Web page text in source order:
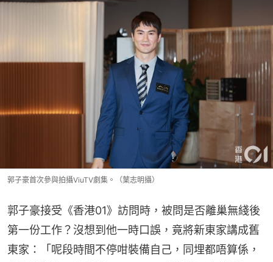
郭子豪首次參與拍攝ViuTV劇集。（葉志明攝）
郭子豪接受《香港01》訪問時，被問是否離巢無綫後
第一份工作？沒想到他一時口誤，竟將新東家講成舊
東家：「呢段時間不停咁裝備自己，同埋都唔算係，